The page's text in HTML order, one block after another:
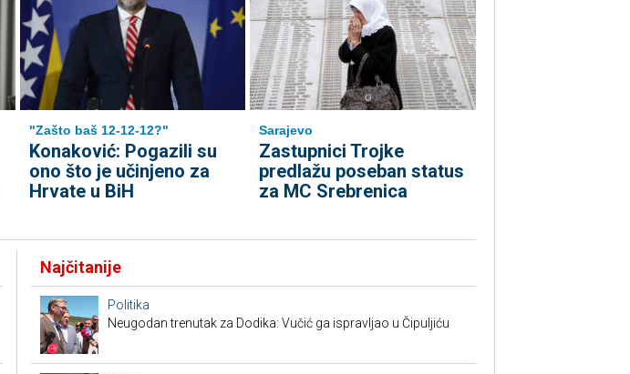
"Zašto baš 12-12-12?"
Konaković: Pogazili su
ono što je učinjeno za
Hrvate u BiH
Sarajevo
Zastupnici Trojke
predlažu poseban status
za MC Srebrenica
Najčitanije
Politika
Neugodan trenutak za Dodika: Vučić ga ispravljao u Čipuljiću